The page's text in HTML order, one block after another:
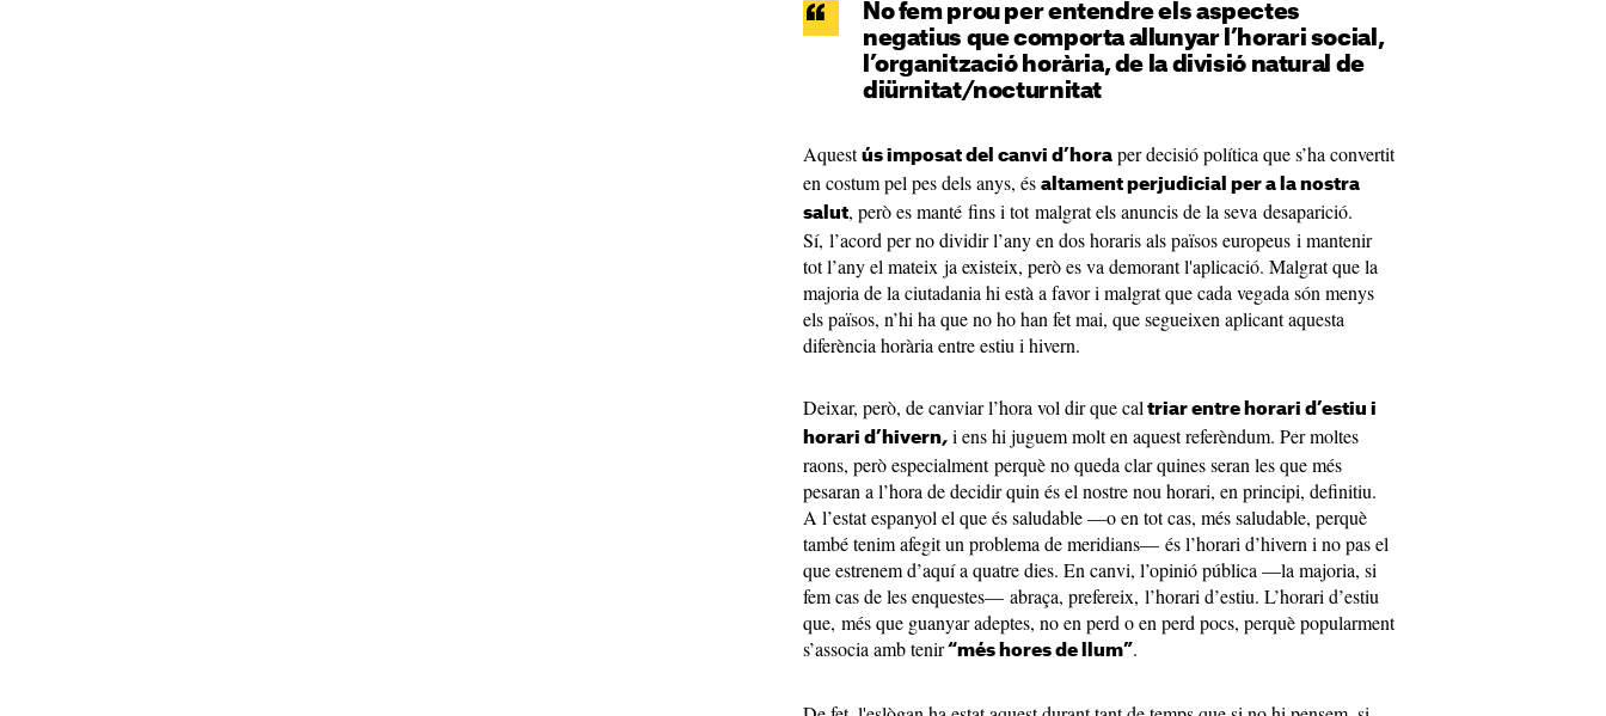
No fem prou per entendre els aspectes
negatius que comporta allunyar l’horari social,
l’organització horària, de la divisió natural de
diürnitat/nocturnitat
Aquest ús imposat del canvi d’hora per decisió política que s’ha convertit
en costum pel pes dels anys, és altament perjudicial per a la nostra
salut, però es manté fins i tot malgrat els anuncis de la seva desaparició.
Sí, l’acord per no dividir l’any en dos horaris als països europeus i mantenir
tot l’any el mateix ja existeix, però es va demorant l'aplicació. Malgrat que la
majoria de la ciutadania hi està a favor i malgrat que cada vegada són menys
els països, n’hi ha que no ho han fet mai, que segueixen aplicant aquesta
diferència horària entre estiu i hivern.
Deixar, però, de canviar l’hora vol dir que cal triar entre horari d’estiu i
horari d’hivern, i ens hi juguem molt en aquest referèndum. Per moltes
raons, però especialment perquè no queda clar quines seran les que més
pesaran a l’hora de decidir quin és el nostre nou horari, en principi, definitiu.
A l’estat espanyol el que és saludable —o en tot cas, més saludable, perquè
també tenim afegit un problema de meridians— és l’horari d’hivern i no pas el
que estrenem d’aquí a quatre dies. En canvi, l’opinió pública —la majoria, si
fem cas de les enquestes— abraça, prefereix, l’horari d’estiu. L’horari d’estiu
que, més que guanyar adeptes, no en perd o en perd pocs, perquè popularment
s’associa amb tenir“més hores de llum”.